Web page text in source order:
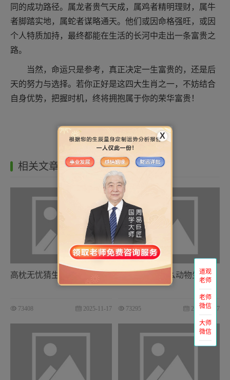
同的成功路径。属龙者贵气天成，属鸡者精明理财，属牛
者脚踏实地，属蛇者谋略通天。他们或因命格强旺，或因
个人特质加持，最终都能在生活的长河中走出一条富贵之
路。
当然，命运只是参考，真正决定一生富贵的，还是后
天的努力与选择。若你正好是这四大生肖之一，不妨结合
自身优势，把握时机，终将拥抱属于你的荣华富贵！
相关文章
高枕无忧猜生肖
73408 2025-11-17
洋洋自得指什么动物生肖
73295 2025-11-17
道观
老师
老师
微信
大师
微信
X